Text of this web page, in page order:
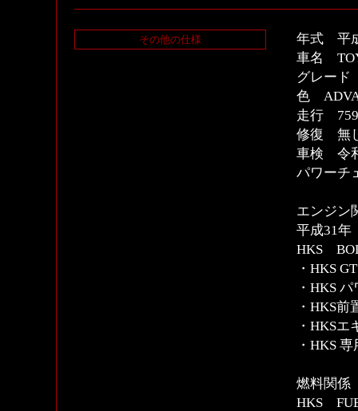
その他の仕様
年式 平
車名
グレー
色
走行
修復 無
車検 令
パワーチ
エンジ
平成31年
HKS
・HKS
・HKS
・HKS
・HKS
・HKS
燃料関係
HKS